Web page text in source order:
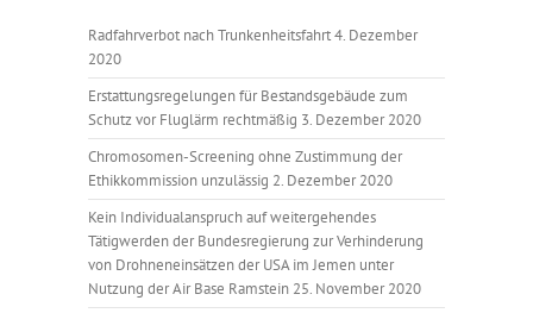
Radfahrverbot nach Trunkenheitsfahrt4. Dezember
2020
Erstattungsregelungen für Bestandsgebäude zum
Schutz vor Fluglärm rechtmäßig 3. Dezember 2020
Chromosomen-Screening ohne Zustimmung der
Ethikkommission unzulässig 2. Dezember 2020
Kein Individualanspruch auf weitergehendes
Tätigwerden der Bundesregierung zur Verhinderung
von Drohneneinsätzen der USA im Jemen unter
Nutzung der Air Base Ramstein 25. November 2020